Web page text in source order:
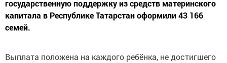
государственную поддержку из средств материнского
капитала в Республике Татарстан оформили 43 166
семей.
Выплата положена на каждого ребёнка, не достигшего